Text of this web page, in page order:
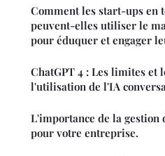
Comment les start-ups en
peuvent-elles utiliser le
pour éduquer et engager
ChatGPT 4 : Les limites et
l'utilisation de l'IA
L'importance de la gestion
pour votre entreprise.